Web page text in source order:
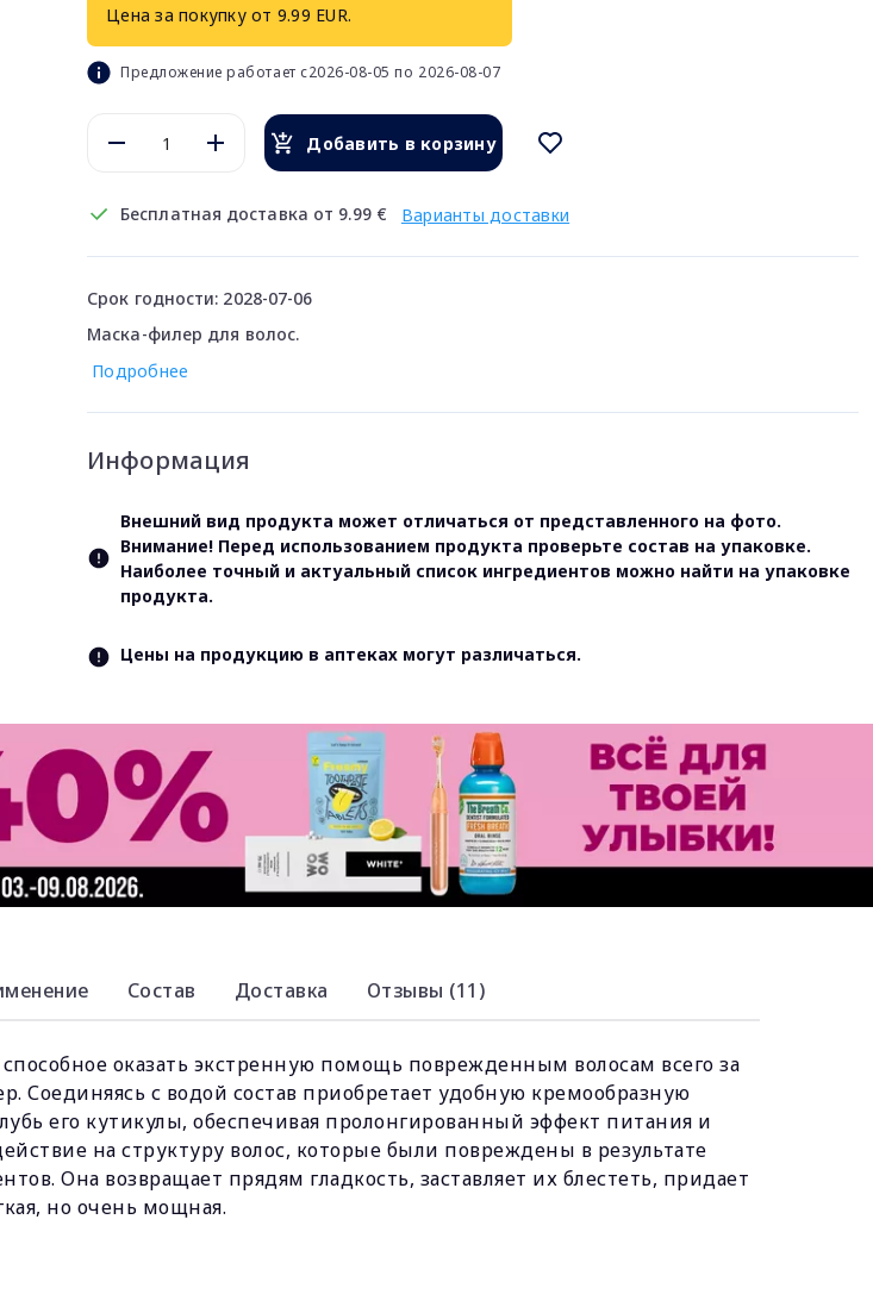
Цена за покупку от 9.99 EUR.
Предложение работает с2026-08-05 по 2026-08-07
Добавить в корзину
Бесплатная доставка от 9.99 € Варианты доставки
Срок годности: 2028-07-06
Маска-филер для волос.
Подробнее
Информация
Внешний вид продукта может отличаться от представленного на фото.
Внимание! Перед использованием продукта проверьте состав на упаковке.
Наиболее точный и актуальный список ингредиентов можно найти на упаковке
продукта.
Цены на продукцию в аптеках могут различаться.
Состав Доставка Отзывы (11)
оказать экстренную помощь поврежденным волосам всего за
с водой состав приобретает удобную кремообразную
его кутикулы, обеспечивая пролонгированный эффект питания и
на структуру волос, которые были повреждены в результате
Она возвращает прядям гладкость, заставляет их блестеть, придает
но очень мощная.